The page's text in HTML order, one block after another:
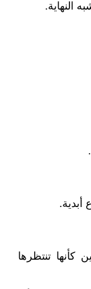
النهاية.
أبدية.
تنتظرها